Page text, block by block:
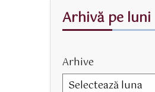
Arhivă pe luni
Arhive